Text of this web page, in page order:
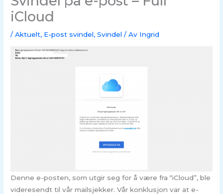
iCloud
/Aktuelt, E-post svindel,Svindel / Av Ingrid
Denne e-posten, som utgir seg for å være fra “iCloud”, ble
videresendt til vår mailsjekker. Vår konklusjon var at e-